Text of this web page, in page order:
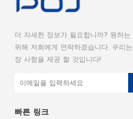
더 자세한 정보가 필요합니까? 원하
위해 저희에게 연락하겠습니다. 우리
장 사항을 제공 할 것입니다!
빠른 링크